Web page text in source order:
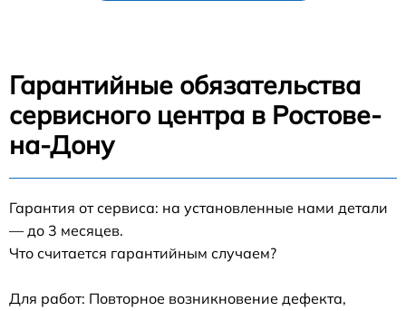
Гарантийные обязательства
сервисного центра в Ростове-
на-Дону
Гарантия от сервиса: на установленные нами детали
— до 3 месяцев.
Что считается гарантийным случаем?
Для работ: Повторное возникновение дефекта,